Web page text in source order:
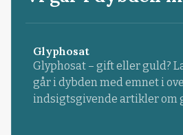
Glyphosat
Glyphosat – gift eller guld?
går i dybden med emnet i
indsigtsgivende artikler om